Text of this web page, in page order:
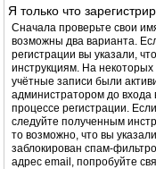
Я только что
Сначала проверьте свои
возможны два варианта.
регистрации вы указали,
инструкциям. На
учётные записи были
администратором до
процессе регистрации.
следуйте полученным
то возможно, что вы
заблокирован спам-
адрес email, попробуйте